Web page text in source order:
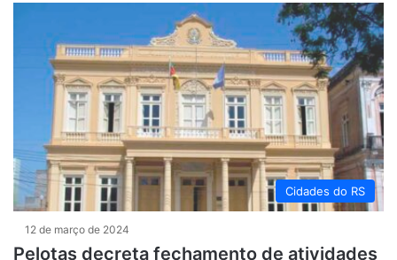
Cidades do RS
12 de março de 2024
Pelotas decreta fechamento de atividades